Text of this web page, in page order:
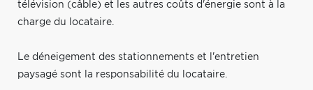
télévision (câble) et les autres coûts d'énergie sont à la
charge du locataire.
Le déneigement des stationnements et l'entretien
paysagé sont la responsabilité du locataire.